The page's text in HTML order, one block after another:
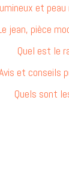
et
jean, pièce
Quel est le
et conseils
Quels sont